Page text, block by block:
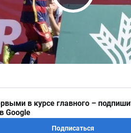
Play
в курсе главного –
Google
Подписаться